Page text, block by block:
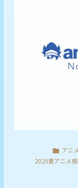
 アニ
2020夏アニメ